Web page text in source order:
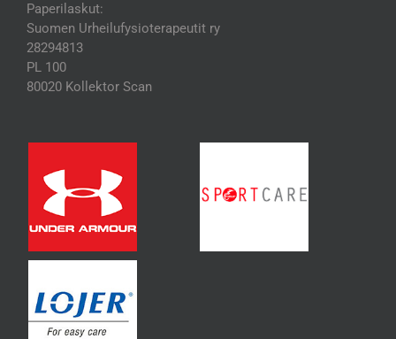
Paperilaskut:
Suomen Urheilufysioterapeutit ry
28294813
PL 100
80020 Kollektor Scan